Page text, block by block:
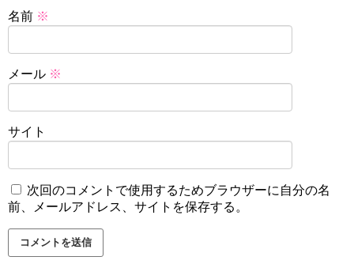
名前 ※
メール ※
サイト
次回のコメントで使用するためブラウザーに自分の名
前、メールアドレス、サイトを保存する。